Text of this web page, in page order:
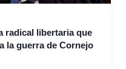
radical libertaria que
la guerra de Cornejo